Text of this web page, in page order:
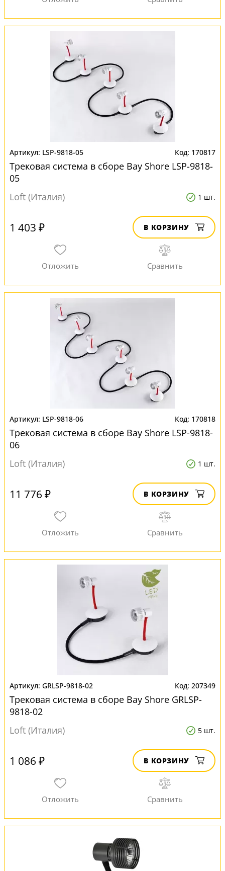
LSP-9818-05 170817
Трековая система в сборе Bay Shore LSP-9818-
05
Loft (Италия)
1 шт.
1 403 ₽ В КОРЗИНУ
LSP-9818-06 170818
Трековая система в сборе Bay Shore LSP-9818-
06
Loft (Италия)
1 шт.
11 776 ₽ В КОРЗИНУ
GRLSP-9818-02 207349
Трековая система в сборе Bay Shore GRLSP-
9818-02
Loft (Италия)
5 шт.
1 086 ₽ В КОРЗИНУ